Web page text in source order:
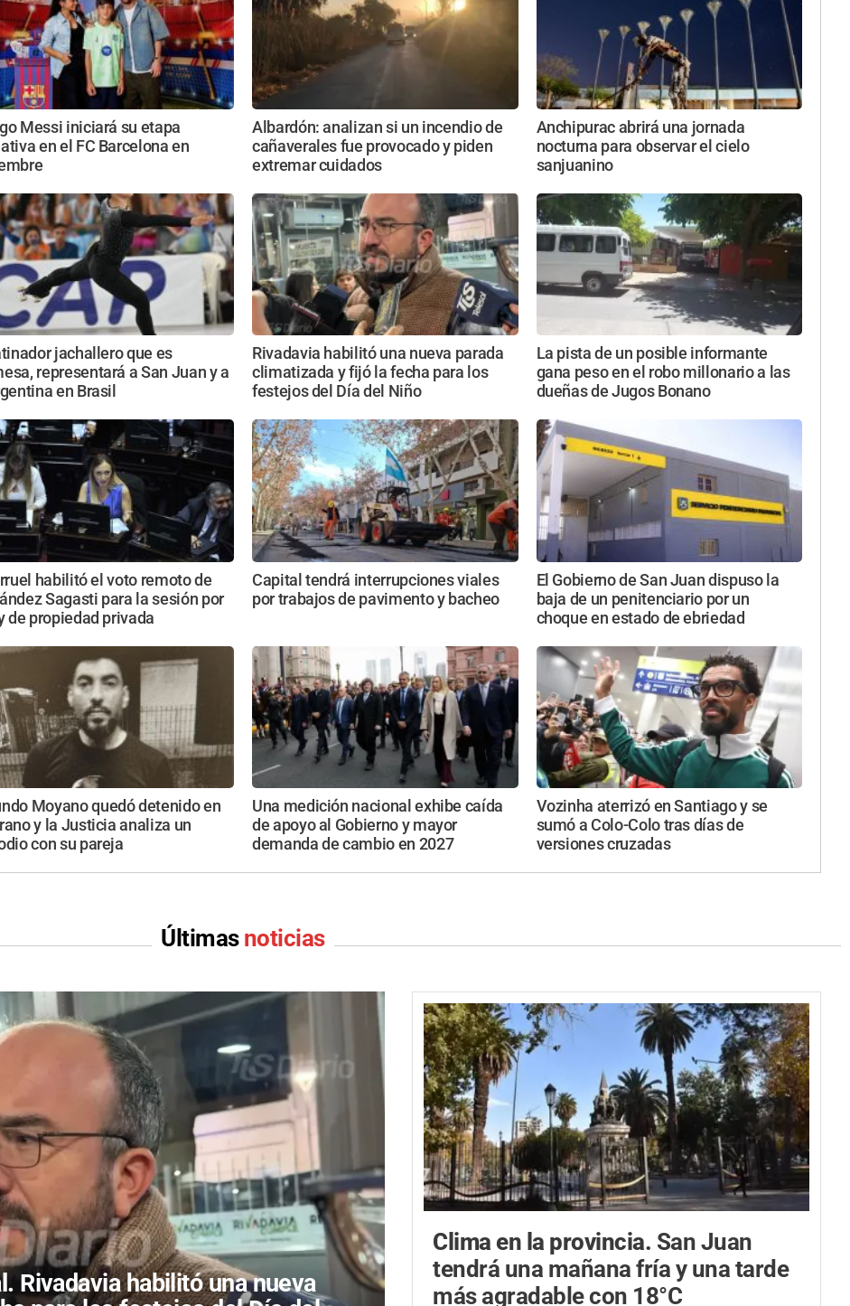
Messi iniciará su etapa
en el FC Barcelona en
Albardón: analizan si un incendio de
cañaverales fue provocado y piden
extremar cuidados
Anchipurac abrirá una jornada
nocturna para observar el cielo
sanjuanino
jachallero que es
representará a San Juan y a
en Brasil
Rivadavia habilitó una nueva parada
climatizada y fijó la fecha para los
festejos del Día del Niño
La pista de un posible informante
gana peso en el robo millonario a las
dueñas de Jugos Bonano
habilitó el voto remoto de
Sagasti para la sesión por
de propiedad privada
Capital tendrá interrupciones viales
por trabajos de pavimento y bacheo
El Gobierno de San Juan dispuso la
baja de un penitenciario por un
choque en estado de ebriedad
Moyano quedó detenido en
y la Justicia analiza un
con su pareja
Una medición nacional exhibe caída
de apoyo al Gobierno y mayor
demanda de cambio en 2027
Vozinha aterrizó en Santiago y se
sumó a Colo-Colo tras días de
versiones cruzadas
Últimas noticias
Rivadavia habilitó una nueva
Clima en la provincia. San Juan
tendrá una mañana fría y una tarde
más agradable con 18°C